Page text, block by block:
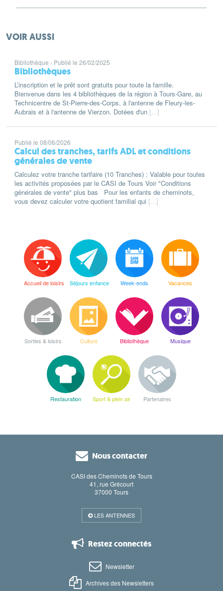
VOIR AUSSI
Bibliothèque Publié le 26/02/2025
Bibliothèques
L’inscription et le prêt sont gratuits pour toute la famille.
Bienvenue dans les 4 bibliothèques de la région à Tours-Gare, au
Technicentre de St-Pierre-des-Corps, à l'antenne de Fleury-les-
Aubrais et à l'antenne de Vierzon. Dotées d'un [...]
Publié le 08/06/2026
Calcul des tranches, tarifs ADL et conditions
générales de vente
Calculez votre tranche tarifaire (10 Tranches) : Valable pour toutes
les activités proposées par le CASI de Tours Voir "Conditions
générales de vente" plus bas Pour les enfants de cheminots,
vous devez calculer votre quotient familial qui [...]
Accueil de loisirs Séjours enfance Week-ends Vacances
Sorties & loisirs Culture Bibliothèque Musique
Restauration Sport & plein air Partenaires
Nous contacter
CASI des Cheminots de Tours
41, rue Grécourt
37000 Tours
LES ANTENNES
Restez connectés
Newsletter
Archives des Newsletters